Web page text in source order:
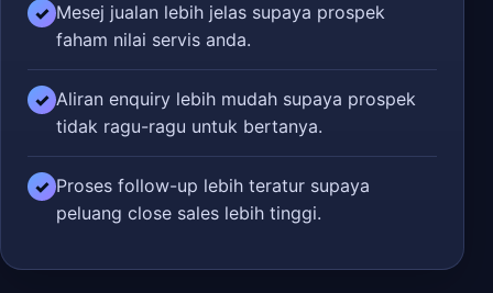
✓ Mesej jualan lebih jelas supaya prospek
faham nilai servis anda.
✓ Aliran enquiry lebih mudah supaya prospek
tidak ragu-ragu untuk bertanya.
✓ Proses follow-up lebih teratur supaya
peluang close sales lebih tinggi.